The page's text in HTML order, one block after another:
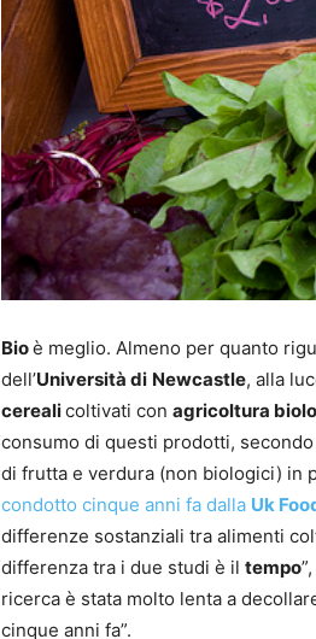
Bioè meglio. Almeno per quanto
dell’Università di Newcastle, alla
cerealicoltivati con agricoltura
consumo di questi prodotti,
di frutta e verdura (non biologici) in
condotto cinque anni fa dalla Uk
differenze sostanziali tra alimenti
differenza tra i due studi è il tempo
ricerca è stata molto lenta a
cinque anni fa”.